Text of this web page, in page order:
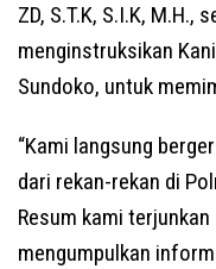
ZD, S.T.K, S.I.K, M.H.,
menginstruksikan
Sundoko, untuk
“Kami langsung
dari rekan-rekan di
Resum kami
mengumpulkan